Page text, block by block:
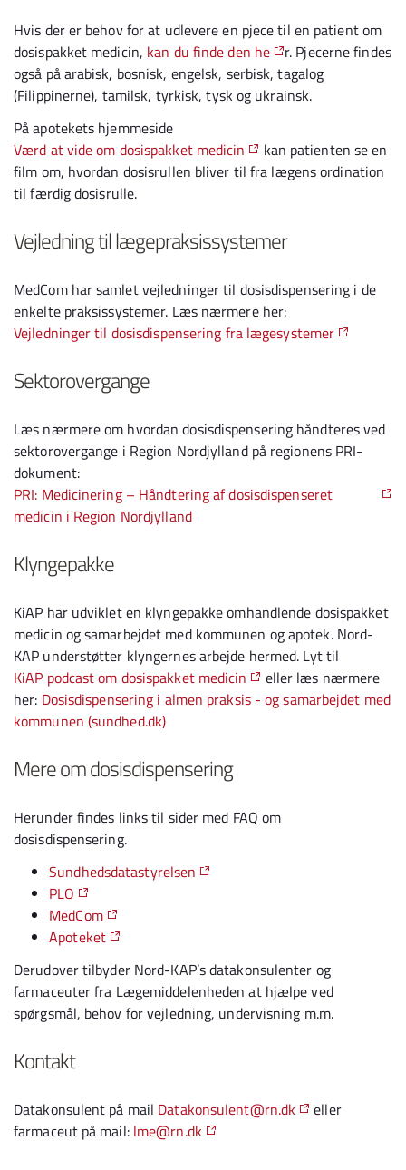
Hvis der er behov for at udlevere en pjece til en patient om
dosispakket medicin, kan du finde den he
r. Pjecerne findes
også på arabisk, bosnisk, engelsk, serbisk, tagalog
(Filippinerne), tamilsk, tyrkisk, tysk og ukrainsk.
På apotekets hjemmeside
Værd at vide om dosispakket medicin
kan patienten se en
film om, hvordan dosisrullen bliver til fra lægens ordination
til færdig dosisrulle.
Vejledning til lægepraksissystemer
MedCom har samlet vejledninger til dosisdispensering i de
enkelte praksissystemer. Læs nærmere her:
Vejledninger til dosisdispensering fra lægesystemer
Sektorovergange
Læs nærmere om hvordan dosisdispensering håndteres ved
sektorovergange i Region Nordjylland på regionens PRI-
dokument:
PRI: Medicinering – Håndtering af dosisdispenseret
medicin i Region Nordjylland
Klyngepakke
KiAP har udviklet en klyngepakke omhandlende dosispakket
medicin og samarbejdet med kommunen og apotek. Nord-
KAP understøtter klyngernes arbejde hermed. Lyt til
KiAP podcast om dosispakket medicin
eller læs nærmere
her: Dosisdispensering i almen praksis - og samarbejdet med
kommunen (sundhed.dk)
Mere om dosisdispensering
Herunder findes links til sider med FAQ om
dosisdispensering.
Sundhedsdatastyrelsen
PLO
MedCom
Apoteket
Derudover tilbyder Nord-KAP’s datakonsulenter og
farmaceuter fra Lægemiddelenheden at hjælpe ved
spørgsmål, behov for vejledning, undervisning m.m.
Kontakt
Datakonsulent på mail Datakonsulent@rn.dk
eller
farmaceut på mail: lme@rn.dk